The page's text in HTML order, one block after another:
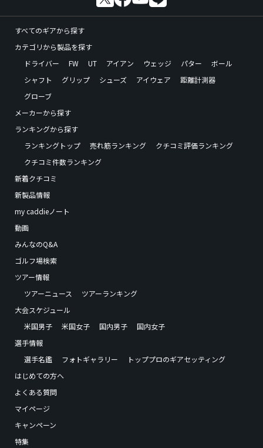
すべてのギアから探す
カテゴリから製品を探す
ドライバー
FW UT アイアン ウェッジ パター
ボール
シャフト
グリップ シューズ アイウェア
距離計測器
グローブ
メーカーから探す
ランキングから探す
ランキングトップ
売れ筋ランキング
クチコミ評価ランキング
クチコミ件数ランキング
新着クチコミ
新製品情報
my caddieノート
動画
みんなのQ&A
ゴルフ場検索
ツアー情報
ツアーニュース
ツアーランキング
大会スケジュール
米国男子
米国女子 国内男子
国内女子
選手情報
選手名鑑
フォトギャラリー
トッププロのギアセッティング
はじめての方へ
よくある質問
マイページ
キャンペーン
特集